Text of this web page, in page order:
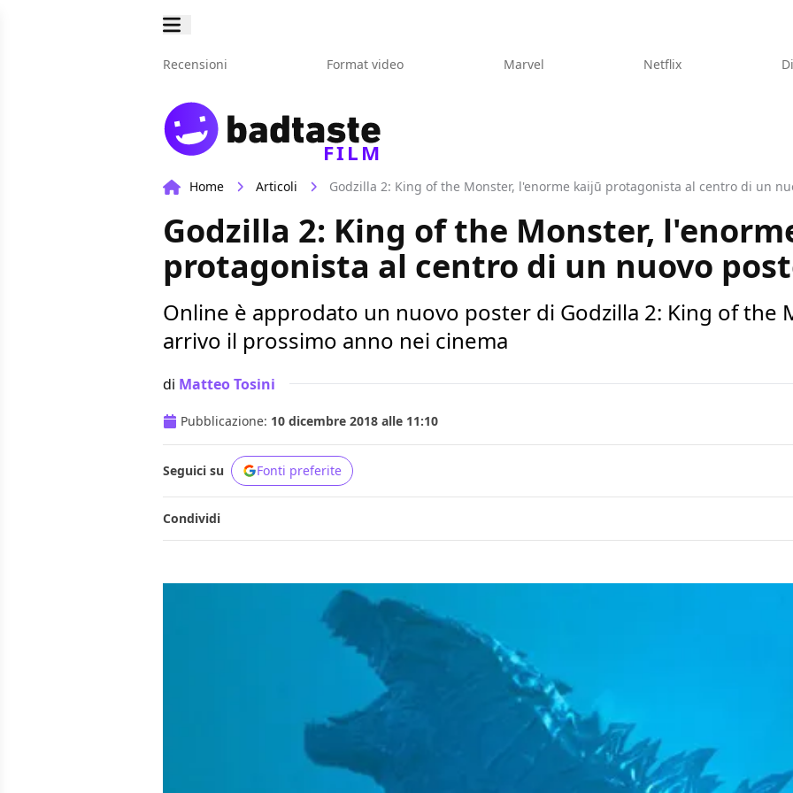
Recensioni Format video Marvel Netflix
FILM
Home Articoli Godzilla 2: King of the Monster, l'enorme kaijū protagonista al centro di un
Godzilla 2: King of the Monster,
protagonista al centro di un nuovo
Online è approdato un nuovo poster di Godzilla 2: King of the
arrivo il prossimo anno nei cinema
di Matteo Tosini
Pubblicazione: 10 dicembre 2018 alle 11:10
Seguici su Fonti preferite
Condividi